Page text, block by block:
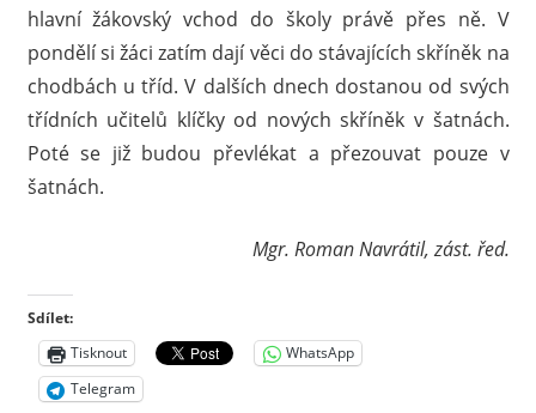
hlavní žákovský vchod do školy právě přes ně. V
pondělí si žáci zatím dají věci do stávajících skříněk na
chodbách u tříd. V dalších dnech dostanou od svých
třídních učitelů klíčky od nových skříněk v šatnách.
Poté se již budou převlékat a přezouvat pouze v
šatnách.
Mgr. Roman Navrátil, zást. řed.
Sdílet:
Tisknout
WhatsApp
Telegram